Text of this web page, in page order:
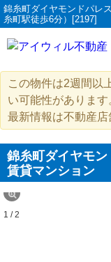
錦糸町ダイヤモンドパレ
糸町駅徒歩6分）[2197]
この物件は2週間以
い可能性があります
最新情報は不動産店
錦糸町ダイヤモン
賃貸マンション
1 / 2